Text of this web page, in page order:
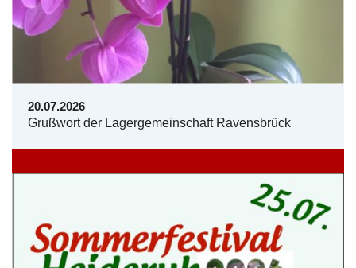
20.07.2026
Grußwort der Lagergemeinschaft Ravensbrück